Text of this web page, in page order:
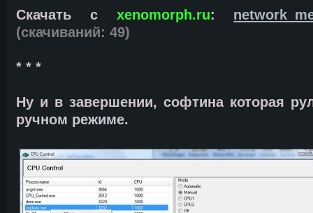
Скачать с xenomorph.ru:
(cкачиваний: 49)
* * *
Ну и в завершении, софтина которая
ручном режиме.